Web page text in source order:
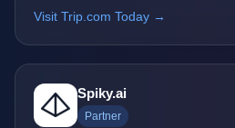
Visit Trip.com Today →
Spiky.ai
Partner